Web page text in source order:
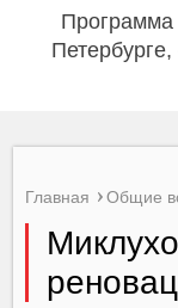
Программа
Главная Общие